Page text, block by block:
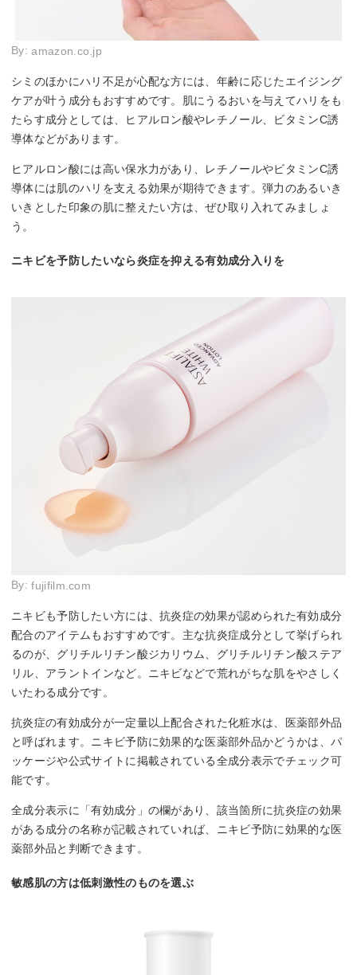
By:amazon.co.jp
シミのほかにハリ不足が心配な方には、年齢に応じたエイジング
ケアが叶う成分もおすすめです。肌にうるおいを与えてハリをも
たらす成分としては、ヒアルロン酸やレチノール、ビタミンC誘
導体などがあります。
ヒアルロン酸には高い保水力があり、レチノールやビタミンC誘
導体には肌のハリを支える効果が期待できます。弾力のあるいき
いきとした印象の肌に整えたい方は、ぜひ取り入れてみましょ
う。
ニキビを予防したいなら炎症を抑える有効成分入りを
By:fujifilm.com
ニキビも予防したい方には、抗炎症の効果が認められた有効成分
配合のアイテムもおすすめです。主な抗炎症成分として挙げられ
るのが、グリチルリチン酸ジカリウム、グリチルリチン酸ステア
リル、アラントインなど。ニキビなどで荒れがちな肌をやさしく
いたわる成分です。
抗炎症の有効成分が一定量以上配合された化粧水は、医薬部外品
と呼ばれます。ニキビ予防に効果的な医薬部外品かどうかは、パ
ッケージや公式サイトに掲載されている全成分表示でチェック可
能です。
全成分表示に「有効成分」の欄があり、該当箇所に抗炎症の効果
がある成分の名称が記載されていれば、ニキビ予防に効果的な医
薬部外品と判断できます。
敏感肌の方は低刺激性のものを選ぶ